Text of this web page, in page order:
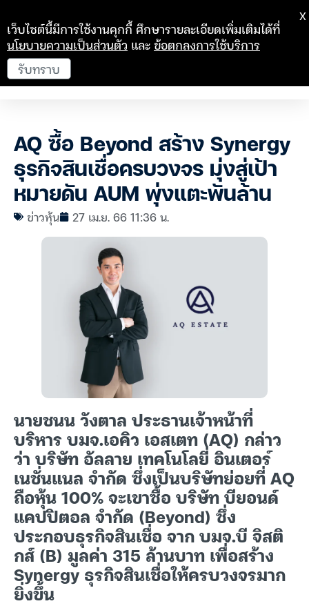
AQ ซื้อ Beyond สร้าง Synergy
ธุรกิจสินเชื่อครบวงจร มุ่งสู่เป้า
หมายดัน AUM พุ่งแตะพันล้าน
ข่าวหุ้น 27 เม.ย. 66 11:36 น.
นายชนน วังตาล ประธานเจ้าหน้าที่
บริหาร บมจ.เอคิว เอสเตท (AQ) กล่าว
ว่า บริษัท อัลลาย เทคโนโลยี่ อินเตอร์
เนชั่นแนล จำกัด ซึ่งเป็นบริษัทย่อยที่ AQ
ถือหุ้น 100% จะเขาซื้อ บริษัท บียอนด์
แคปปิตอล จำกัด (Beyond) ซึ่ง
ประกอบธุรกิจสินเชื่อ จาก บมจ.บี จิสติ
กส์ (B) มูลค่า 315 ล้านบาท เพื่อสร้าง
Synergy ธุรกิจสินเชื่อให้ครบวงจรมาก
ยิ่งขึ้น
เว็บไซต์นี้มีการใช้งานคุกกี้ ศึกษารายละเอียดเพิ่มเติมได้ที่
นโยบายความเป็นส่วนตัว และข้อตกลงการใช้บริการ
รับทราบ
X